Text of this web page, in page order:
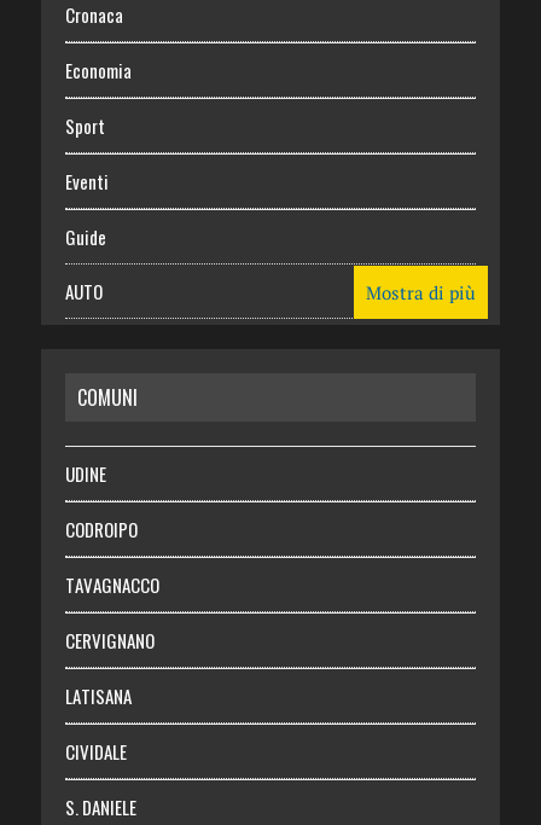
Cronaca
Economia
Sport
Eventi
Guide
AUTO
RISPARMIO
SALUTE
Necrologie
Chi siamo
Abbonati
Login
Mostra di più
COMUNI
UDINE
CODROIPO
TAVAGNACCO
CERVIGNANO
LATISANA
CIVIDALE
S. DANIELE